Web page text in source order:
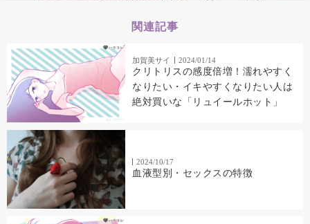
関連記事
加賀美サイ 2024/01/14
クリトリスの感度倍増！濡れやすく
なりたい・イキやすくなりたい人は
絶対買いな「リュイールホット」
2024/10/17
血液型別・セックスの特徴